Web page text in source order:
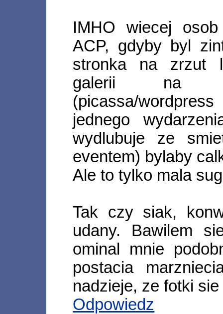
IMHO wiecej
ACP, gdyby byl
stronka na zrzut
galerii na
(picassa/
jednego
wydlubuje ze
eventem) bylaby
Ale to tylko mala
Tak czy siak,
udany. Bawilem
ominal mnie
postacia
nadzieje, ze fotki
Odpowiedz